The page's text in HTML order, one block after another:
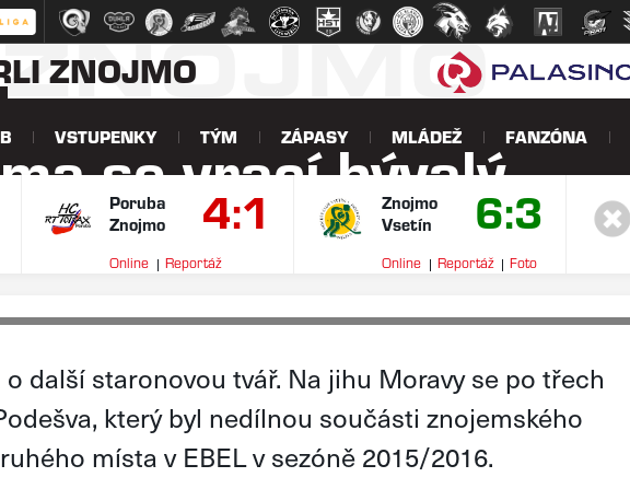
ZNOJMO
VSTUPENKY TÝM ZÁPASY MLÁDEŽ FANZÓNA
Poruba
Znojmo
4:1
Online Reportáž
Znojmo
Vsetín
6:3
Online Reportáž Foto
se vrací bývalý
Podešva
další staronovou tvář. Na jihu Moravy se po třech
který byl nedílnou součásti znojemského
místa v EBEL v sezóně 2015/2016.